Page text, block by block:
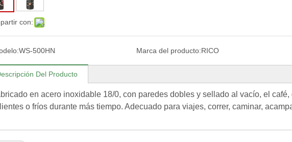
con:
WS-500HN Marca del producto:RICO
Del Producto
en acero inoxidable 18/0, con paredes dobles y sellado al vacío, el
o fríos durante más tiempo. Adecuado para viajes, correr, caminar,